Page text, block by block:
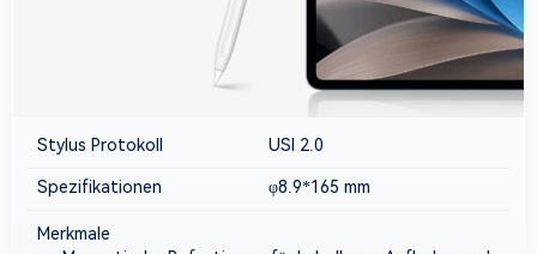
Stylus Protokoll USI 2.0
Spezifikationen φ8.9*165 mm
Merkmale